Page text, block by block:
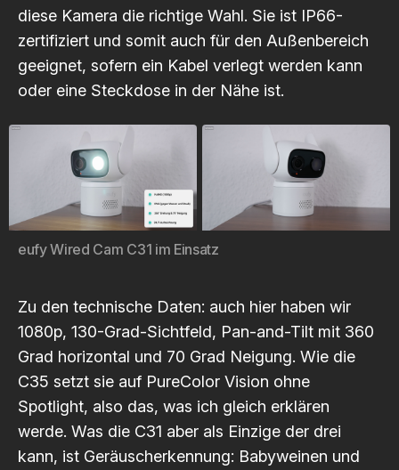
diese Kamera die richtige Wahl. Sie ist IP66-
zertifiziert und somit auch für den Außenbereich
geeignet, sofern ein Kabel verlegt werden kann
oder eine Steckdose in der Nähe ist.
eufy Wired Cam C31 im Einsatz
Zu den technische Daten: auch hier haben wir
1080p, 130-Grad-Sichtfeld, Pan-and-Tilt mit 360
Grad horizontal und 70 Grad Neigung. Wie die
C35 setzt sie auf PureColor Vision ohne
Spotlight, also das, was ich gleich erklären
werde. Was die C31 aber als Einzige der drei
kann, ist Geräuscherkennung: Babyweinen und